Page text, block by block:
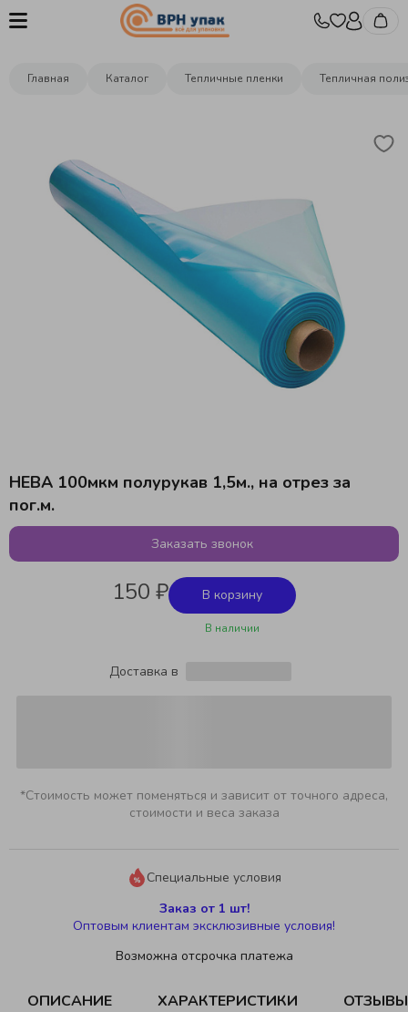
Главная Каталог Тепличные пленки Тепличная
НЕВА 100мкм полурукав 1,5м., на отрез за
пог.м.
Заказать звонок
150 ₽ В корзину
В наличии
Доставка в
*Стоимость может поменяться и зависит от точного адреса,
стоимости и веса заказа
Специальные условия
Заказ от 1 шт!
Оптовым клиентам эксклюзивные условия!
Возможна отсрочка платежа
ОПИСАНИЕ ХАРАКТЕРИСТИКИ ОТЗЫВЫ